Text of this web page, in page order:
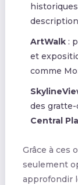
ArtWalk:
et
comme
des
Central
Grâce à ces
seulement
approfondir